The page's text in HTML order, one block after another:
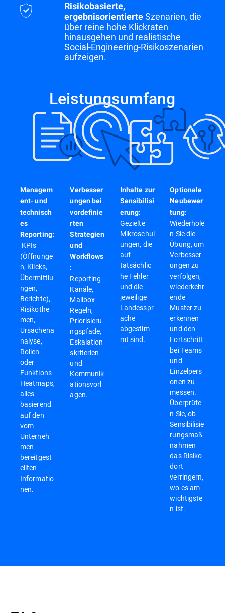
Risikobasierte,
ergebnisorientierteSzenarien, die
über reine hohe Klickraten
hinausgehen und realistische
Social-Engineering-Risikoszenarien
aufzeigen.
Leistungsumfang
Managem
ent- und
technisch
es
Reporting:
KPIs
(Öffnunge
n, Klicks,
Übermittlu
ngen,
Berichte),
Risikothe
men,
Ursachena
nalyse,
Rollen-
oder
Funktions-
Heatmaps,
alles
basierend
auf den
vom
Unterneh
men
bereitgest
ellten
Informatio
nen.
Verbesser
ungen bei
vordefinie
rten
Strategien
und
Workflows
:
Reporting-
Kanäle,
Mailbox-
Regeln,
Priorisieru
ngspfade,
Eskalation
skriterien
und
Kommunik
ationsvorl
agen.
Inhalte zur
Sensibilisi
erung:
Gezielte
Mikroschul
ungen, die
auf
tatsächlic
he Fehler
und die
jeweilige
Landesspr
ache
abgestim
mt sind.
Optionale
Neubewer
tung:
Wiederhole
n Sie die
Übung, um
Verbesser
ungen zu
verfolgen,
wiederkehr
ende
Muster zu
erkennen
und den
Fortschritt
bei Teams
und
Einzelpers
onen zu
messen.
Überprüfe
n Sie, ob
Sensibilisie
rungsmaß
nahmen
das Risiko
dort
verringern,
wo es am
wichtigste
n ist.